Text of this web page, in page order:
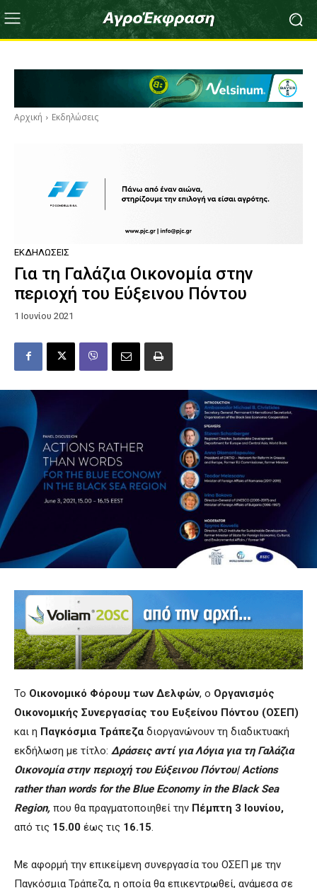
Αρχική Εκδηλώσεις
ΕΚΔΗΛΏΣΕΙΣ
Για τη Γαλάζια Οικονομία στην
περιοχή του Εύξεινου Πόντου
1 Ιουνίου 2021
Το Οικονομικό Φόρουμ των Δελφών, o Οργανισμός
Οικονομικής Συνεργασίας του Ευξείνου Πόντου (ΟΣΕΠ)
και η Παγκόσμια Τράπεζα διοργανώνουν τη διαδικτυακή
εκδήλωση με τίτλο: Δράσεις αντί για Λόγια για τη Γαλάζια
Οικονομία στην περιοχή του Εύξεινου Πόντου|Actions
rather than words for the Blue Economy in the Black Sea
Region, που θα πραγματοποιηθεί την Πέμπτη 3 Ιουνίου,
από τις 15.00 έως τις 16.15.
Με αφορμή την επικείμενη συνεργασία του ΟΣΕΠ με την
Παγκόσμια Τράπεζα, η οποία θα επικεντρωθεί, ανάμεσα σε